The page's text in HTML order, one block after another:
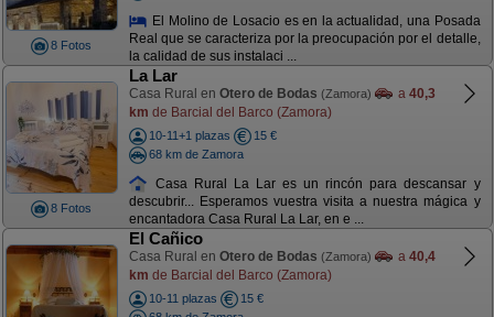
8 Fotos
El Molino de Losacio es en la actualidad, una Posada
Real que se caracteriza por la preocupación por el detalle,
la calidad de sus instalaci ...
8 Fotos
La Lar
Casa Rural en Otero de Bodas (Zamora) a 40,3
km de Barcial del Barco (Zamora)
10-11+1 plazas
15 €
68 km de Zamora
Casa Rural La Lar es un rincón para descansar y
descubrir... Esperamos vuestra visita a nuestra mágica y
encantadora Casa Rural La Lar, en e ...
El Cañico
Casa Rural en Otero de Bodas (Zamora) a 40,4
km de Barcial del Barco (Zamora)
10-11 plazas
15 €